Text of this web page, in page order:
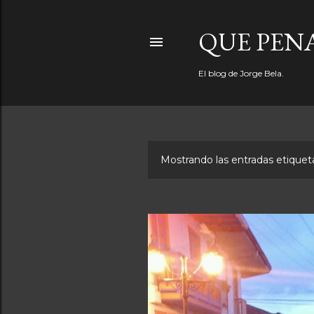
QUE
El blog de Jorge Bela.
t
r
a
Mostrando las entradas